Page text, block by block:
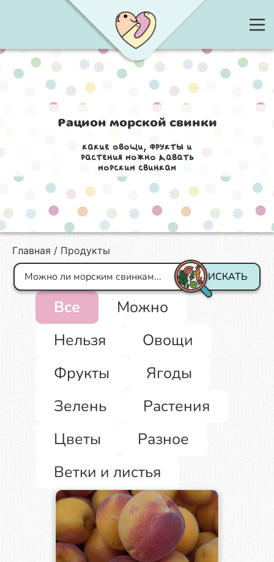
Рацион морской свинки
какие овощи, фрукты и
растения можно давать
морским свинкам
Главная Продукты
ИСКАТЬ
Все
Можно
Нельзя
Овощи
Фрукты
Ягоды
Зелень
Растения
Цветы
Разное
Ветки и листья